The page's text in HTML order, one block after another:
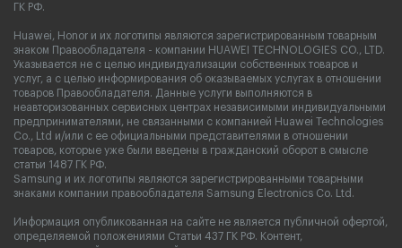
ГК РФ.
Huawei, Honor и их логотипы являются зарегистрированным товарным
знаком Правообладателя - компании HUAWEI TECHNOLOGIES CO., LTD.
Указывается не с целью индивидуализации собственных товаров и
услуг, а с целью информирования об оказываемых услугах в отношении
товаров Правообладателя. Данные услуги выполняются в
неавторизованных сервисных центрах независимыми индивидуальными
предпринимателями, не связанными с компанией Huawei Technologies
Co., Ltd и/или с ее официальными представителями в отношении
товаров, которые уже были введены в гражданский оборот в смысле
статьи 1487 ГК РФ.
Samsung и их логотипы являются зарегистрированными товарными
знаками компании правообладателя Samsung Electronics Co. Ltd.
Информация опубликованная на сайте не является публичной офертой,
определяемой положениями Статьи 437 ГК РФ. Контент,